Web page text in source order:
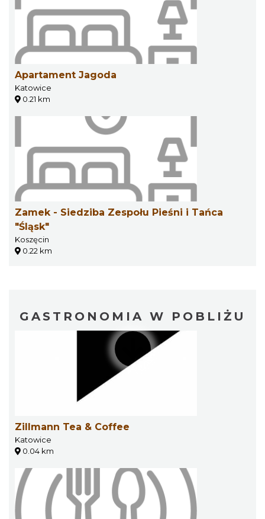
Apartament Jagoda
Katowice
0.21 km
Zamek - Siedziba Zespołu Pieśni i Tańca
"Śląsk"
Koszęcin
0.22 km
GASTRONOMIA W POBLIŻU
Zillmann Tea & Coffee
Katowice
0.04 km